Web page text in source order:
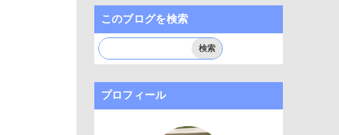
このブログを検索
プロフィール